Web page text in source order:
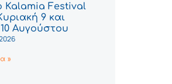
Kalamia Festival
9 και
Αυγούστου
»